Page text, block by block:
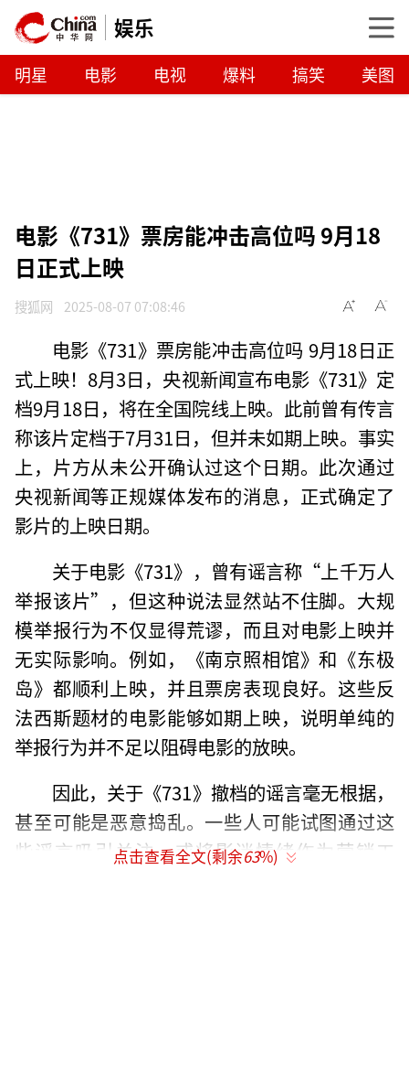
娱乐
明星 电影 电视 爆料 搞笑 美图
电影《731》票房能冲击高位吗 9月18
日正式上映
搜狐网 2025-08-07 07:08:46
电影《731》票房能冲击高位吗 9月18日正
式上映！8月3日，央视新闻宣布电影《731》定
档9月18日，将在全国院线上映。此前曾有传言
称该片定档于7月31日，但并未如期上映。事实
上，片方从未公开确认过这个日期。此次通过
央视新闻等正规媒体发布的消息，正式确定了
影片的上映日期。
关于电影《731》，曾有谣言称“上千万人
举报该片”，但这种说法显然站不住脚。大规
模举报行为不仅显得荒谬，而且对电影上映并
无实际影响。例如，《南京照相馆》和《东极
岛》都顺利上映，并且票房表现良好。这些反
法西斯题材的电影能够如期上映，说明单纯的
举报行为并不足以阻碍电影的放映。
因此，关于《731》撤档的谣言毫无根据，
甚至可能是恶意捣乱。一些人可能试图通过这
些谣言吸引关注，或将影迷情绪作为营销工
点击查看全文(剩余63%)